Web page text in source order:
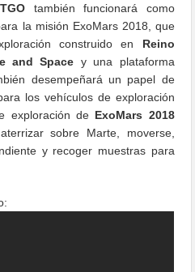
TGO también funcionará como
la misión ExoMars 2018, que
construido en Reino
and Space y una plataforma
desempeñará un papel de
los vehículos de exploración
exploración deExoMars 2018
sobre Marte, moverse,
y recoger muestras para